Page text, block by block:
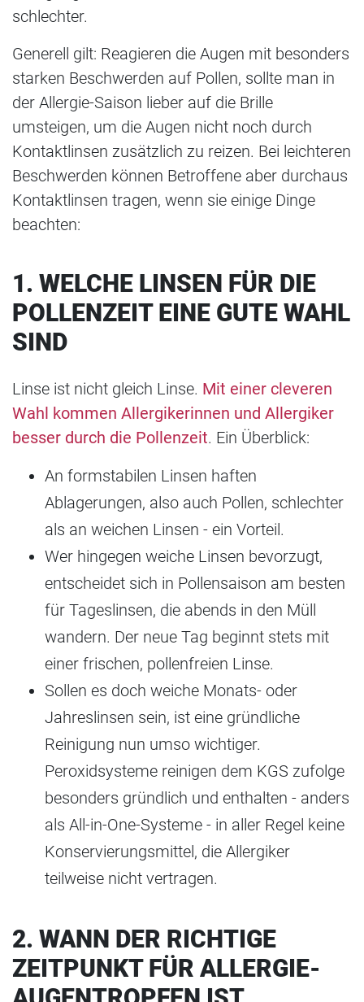
schlechter.
Generell gilt: Reagieren die Augen mit besonders
starken Beschwerden auf Pollen, sollte man in
der Allergie-Saison lieber auf die Brille
umsteigen, um die Augen nicht noch durch
Kontaktlinsen zusätzlich zu reizen. Bei leichteren
Beschwerden können Betroffene aber durchaus
Kontaktlinsen tragen, wenn sie einige Dinge
beachten:
1. WELCHE LINSEN FÜR DIE
POLLENZEIT EINE GUTE WAHL
SIND
Linse ist nicht gleich Linse. Mit einer cleveren
Wahl kommen Allergikerinnen und Allergiker
besser durch die Pollenzeit. Ein Überblick:
An formstabilen Linsen haften
Ablagerungen, also auch Pollen, schlechter
als an weichen Linsen - ein Vorteil.
Wer hingegen weiche Linsen bevorzugt,
entscheidet sich in Pollensaison am besten
für Tageslinsen, die abends in den Müll
wandern. Der neue Tag beginnt stets mit
einer frischen, pollenfreien Linse.
Sollen es doch weiche Monats- oder
Jahreslinsen sein, ist eine gründliche
Reinigung nun umso wichtiger.
Peroxidsysteme reinigen dem KGS zufolge
besonders gründlich und enthalten - anders
als All-in-One-Systeme - in aller Regel keine
Konservierungsmittel, die Allergiker
teilweise nicht vertragen.
2. WANN DER RICHTIGE
ZEITPUNKT FÜR ALLERGIE-